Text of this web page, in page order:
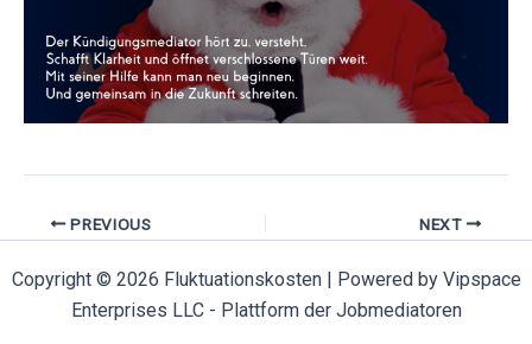
PREVIOUS NEXT
Copyright © 2026 Fluktuationskosten | Powered by Vipspace
Enterprises LLC - Plattform der Jobmediatoren